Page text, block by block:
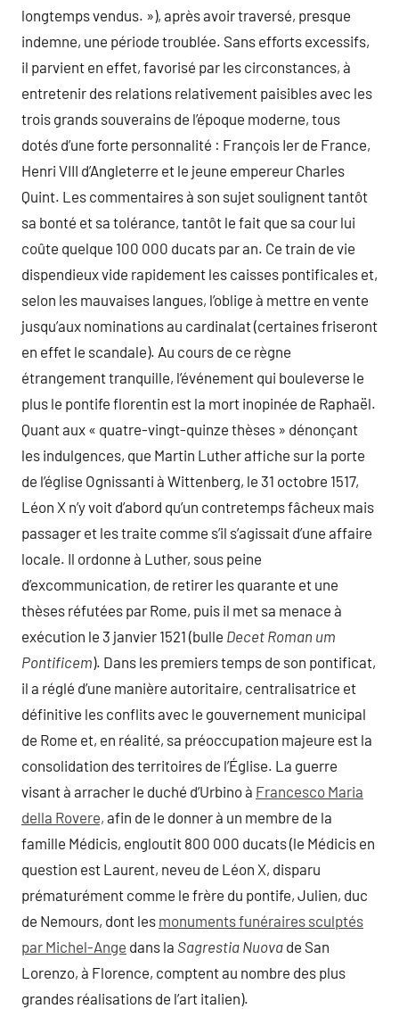
longtemps vendus. »), après avoir traversé, presque
indemne, une période troublée. Sans efforts excessifs,
il parvient en effet, favorisé par les circonstances, à
entretenir des relations relativement paisibles avec les
trois grands souverains de l’époque moderne, tous
dotés d’une forte personnalité : François Ier de France,
Henri VIII d’Angleterre et le jeune empereur Charles
Quint. Les commentaires à son sujet soulignent tantôt
sa bonté et sa tolérance, tantôt le fait que sa cour lui
coûte quelque 100 000 ducats par an. Ce train de vie
dispendieux vide rapidement les caisses pontificales et,
selon les mauvaises langues, l’oblige à mettre en vente
jusqu’aux nominations au cardinalat (certaines friseront
en effet le scandale). Au cours de ce règne
étrangement tranquille, l’événement qui bouleverse le
plus le pontife florentin est la mort inopinée de Raphaël.
Quant aux « quatre-vingt-quinze thèses » dénonçant
les indulgences, que Martin Luther affiche sur la porte
de l’église Ognissanti à Wittenberg, le 31 octobre 1517,
Léon X n’y voit d’abord qu’un contretemps fâcheux mais
passager et les traite comme s’il s’agissait d’une affaire
locale. Il ordonne à Luther, sous peine
d’excommunication, de retirer les quarante et une
thèses réfutées par Rome, puis il met sa menace à
exécution le 3 janvier 1521 (bulle Decet Roman um
Pontificem). Dans les premiers temps de son pontificat,
il a réglé d’une manière autoritaire, centralisatrice et
définitive les conflits avec le gouvernement municipal
de Rome et, en réalité, sa préoccupation majeure est la
consolidation des territoires de l’Église. La guerre
visant à arracher le duché d’Urbino à Francesco Maria
della Rovere, afin de le donner à un membre de la
famille Médicis, engloutit 800 000 ducats (le Médicis en
question est Laurent, neveu de Léon X, disparu
prématurément comme le frère du pontife, Julien, duc
de Nemours, dont les monuments funéraires sculptés
par Michel-Ange dans la Sagrestia Nuova de San
Lorenzo, à Florence, comptent au nombre des plus
grandes réalisations de l’art italien).